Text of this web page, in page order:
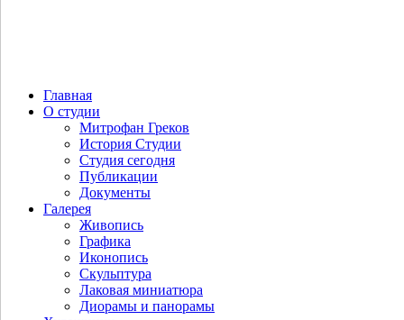
Главная
О студии
Митрофан Греков
История Студии
Студия сегодня
Публикации
Документы
Галерея
Живопись
Графика
Иконопись
Скульптура
Лаковая миниатюра
Диорамы и панорамы